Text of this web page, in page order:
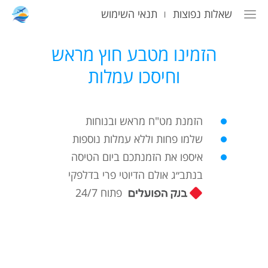
שאלות נפוצות | תנאי השימוש
הזמינו מטבע חוץ מראש
וחיסכו עמלות
הזמנת מט"ח מראש ובנוחות
שלמו פחות וללא עמלות נוספות
איספו את הזמנתכם ביום הטיסה
בנתב״ג אולם הדיוטי פרי בדלפקי
פתוח 24/7